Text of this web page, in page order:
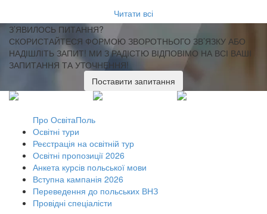
Читати всі
З’ЯВИЛОСЬ ПИТАННЯ?
СКОРИСТАЙТЕСЯ ФОРМОЮ ЗВОРОТНЬОГО ЗВ’ЯЗКУ АБО
НАДІШЛІТЬ ЗАПИТ! МИ З РАДІСТЮ ВІДПОВІМО НА ВСІ ВАШІ
ЗАПИТАННЯ ТА УТОЧНЕННЯ!
Поставити запитання
Про ОсвітаПоль
Освітні тури
Реєстрація на освітній тур
Освітні пропозиції 2026
Анкета курсів польської мови
Вступна кампанія 2026
Переведення до польських ВНЗ
Провідні спеціалісти